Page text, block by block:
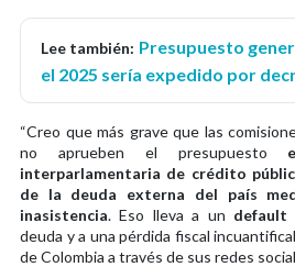
Lee también: Presupuesto
el 2025 sería expedido por
“Creo que más grave que las
no aprueben el presupuesto
interparlamentaria de crédito
de la deuda externa del país
inasistencia. Eso lleva a un default
deuda y a una pérdida fiscal
de Colombia a través de sus redes